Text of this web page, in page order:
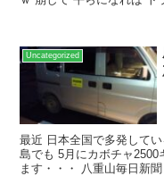
Uncategorized
最近 日本全国で多発して
島でも 5月にカボチャ2500
ます・・・ 八重山毎日新